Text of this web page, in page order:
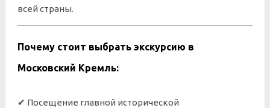
всей страны.
Почему стоит выбрать экскурсию в
Московский Кремль:
✔ Посещение главной исторической